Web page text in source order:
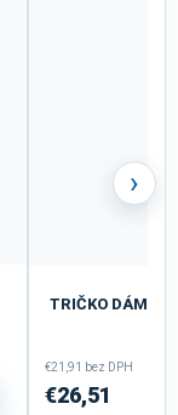
TRIČKO
€21,91 bez DPH
€26,51
›